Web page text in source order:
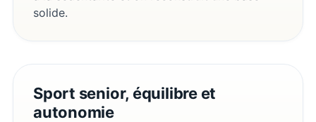
solide.
Sport senior, équilibre et
autonomie